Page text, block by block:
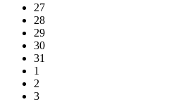
27
28
29
30
31
1
2
3